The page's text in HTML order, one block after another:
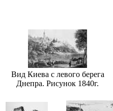
Вид Киева с левого берега
Днепра. Рисунок 1840г.